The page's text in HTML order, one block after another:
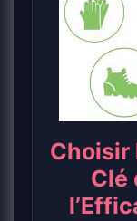
Choisir
Clé